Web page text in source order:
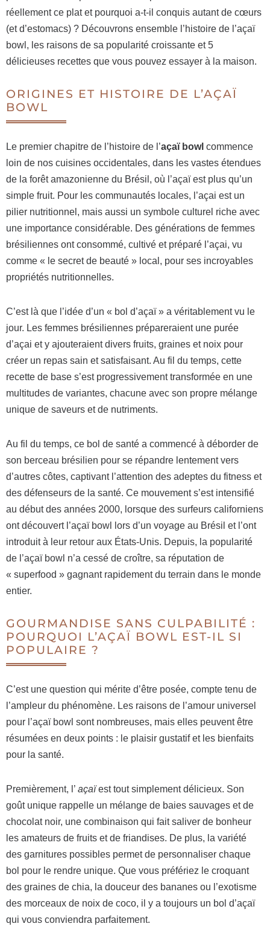
réellement ce plat et pourquoi a-t-il conquis autant de cœurs
(et d’estomacs) ? Découvrons ensemble l’histoire de l’açaï
bowl, les raisons de sa popularité croissante et 5
délicieuses recettes que vous pouvez essayer à la maison.
ORIGINES ET HISTOIRE DE L’AÇAÏ
BOWL
Le premier chapitre de l’histoire de l’açaï bowl commence
loin de nos cuisines occidentales, dans les vastes étendues
de la forêt amazonienne du Brésil, où l’açaï est plus qu’un
simple fruit. Pour les communautés locales, l’açai est un
pilier nutritionnel, mais aussi un symbole culturel riche avec
une importance considérable. Des générations de femmes
brésiliennes ont consommé, cultivé et préparé l’açai, vu
comme « le secret de beauté » local, pour ses incroyables
propriétés nutritionnelles.
C’est là que l’idée d’un « bol d’açaï » a véritablement vu le
jour. Les femmes brésiliennes prépareraient une purée
d’açai et y ajouteraient divers fruits, graines et noix pour
créer un repas sain et satisfaisant. Au fil du temps, cette
recette de base s’est progressivement transformée en une
multitudes de variantes, chacune avec son propre mélange
unique de saveurs et de nutriments.
Au fil du temps, ce bol de santé a commencé à déborder de
son berceau brésilien pour se répandre lentement vers
d’autres côtes, captivant l’attention des adeptes du fitness et
des défenseurs de la santé. Ce mouvement s’est intensifié
au début des années 2000, lorsque des surfeurs californiens
ont découvert l’açaï bowl lors d’un voyage au Brésil et l’ont
introduit à leur retour aux États-Unis. Depuis, la popularité
de l’açaï bowl n’a cessé de croître, sa réputation de
« superfood » gagnant rapidement du terrain dans le monde
entier.
GOURMANDISE SANS CULPABILITÉ :
POURQUOI L’AÇAÏ BOWL EST-IL SI
POPULAIRE ?
C’est une question qui mérite d’être posée, compte tenu de
l’ampleur du phénomène. Les raisons de l’amour universel
pour l’açaï bowl sont nombreuses, mais elles peuvent être
résumées en deux points : le plaisir gustatif et les bienfaits
pour la santé.
Premièrement, l’ açaïest tout simplement délicieux. Son
goût unique rappelle un mélange de baies sauvages et de
chocolat noir, une combinaison qui fait saliver de bonheur
les amateurs de fruits et de friandises. De plus, la variété
des garnitures possibles permet de personnaliser chaque
bol pour le rendre unique. Que vous préfériez le croquant
des graines de chia, la douceur des bananes ou l’exotisme
des morceaux de noix de coco, il y a toujours un bol d’açaï
qui vous conviendra parfaitement.